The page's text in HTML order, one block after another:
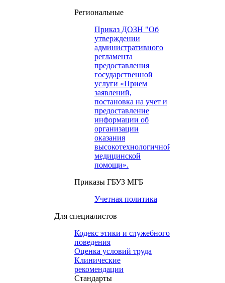
Региональные
Приказ ДОЗН "Об
утверждении
административного
регламента
предоставления
государственной
услуги «Прием
заявлений,
постановка на учет и
предоставление
информации об
организации
оказания
высокотехнологичной
медицинской
помощи».
Приказы ГБУЗ МГБ
Учетная политика
Для специалистов
Кодекс этики и служебного
поведения
Оценка условий труда
Клинические
рекомендации
Cтандарты